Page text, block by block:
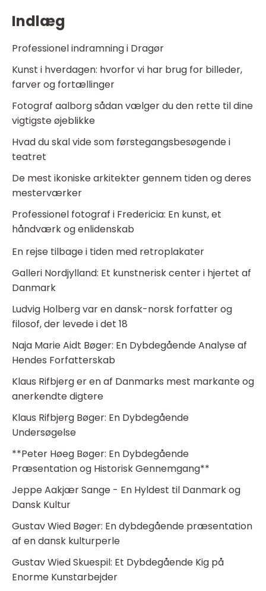
Indlæg
Professionel indramning i Dragør
Kunst i hverdagen: hvorfor vi har brug for billeder,
farver og fortællinger
Fotograf aalborg sådan vælger du den rette til dine
vigtigste øjeblikke
Hvad du skal vide som førstegangsbesøgende i
teatret
De mest ikoniske arkitekter gennem tiden og deres
mesterværker
Professionel fotograf i Fredericia: En kunst, et
håndværk og enlidenskab
En rejse tilbage i tiden med retroplakater
Galleri Nordjylland: Et kunstnerisk center i hjertet af
Danmark
Ludvig Holberg var en dansk-norsk forfatter og
filosof, der levede i det 18
Naja Marie Aidt Bøger: En Dybdegående Analyse af
Hendes Forfatterskab
Klaus Rifbjerg er en af Danmarks mest markante og
anerkendte digtere
Klaus Rifbjerg Bøger: En Dybdegående
Undersøgelse
**Peter Høeg Bøger: En Dybdegående
Præsentation og Historisk Gennemgang**
Jeppe Aakjær Sange - En Hyldest til Danmark og
Dansk Kultur
Gustav Wied Bøger: En dybdegående præsentation
af en dansk kulturperle
Gustav Wied Skuespil: Et Dybdegående Kig på
Enorme Kunstarbejder